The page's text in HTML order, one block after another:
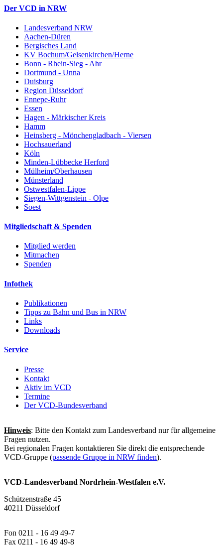
Der VCD in NRW
Landesverband NRW
Aachen-Düren
Bergisches Land
KV Bochum/Gelsenkirchen/Herne
Bonn - Rhein-Sieg - Ahr
Dortmund - Unna
Duisburg
Region Düsseldorf
Ennepe-Ruhr
Essen
Hagen - Märkischer Kreis
Hamm
Heinsberg - Mönchengladbach - Viersen
Hochsauerland
Köln
Minden-Lübbecke Herford
Mülheim/Oberhausen
Münsterland
Ostwestfalen-Lippe
Siegen-Wittgenstein - Olpe
Soest
Mitgliedschaft & Spenden
Mitglied werden
Mitmachen
Spenden
Infothek
Publikationen
Tipps zu Bahn und Bus in NRW
Links
Downloads
Service
Presse
Kontakt
Aktiv im VCD
Termine
Der VCD-Bundesverband
Hinweis: Bitte den Kontakt zum Landesverband nur für allgemeine
Fragen nutzen.
Bei regionalen Fragen kontaktieren Sie direkt die entsprechende
VCD-Gruppe (passende Gruppe in NRW finden).
VCD-Landesverband Nordrhein-Westfalen e.V.
Schützenstraße 45
40211 Düsseldorf
Fon 0211 - 16 49 49-7
Fax 0211 - 16 49 49-8